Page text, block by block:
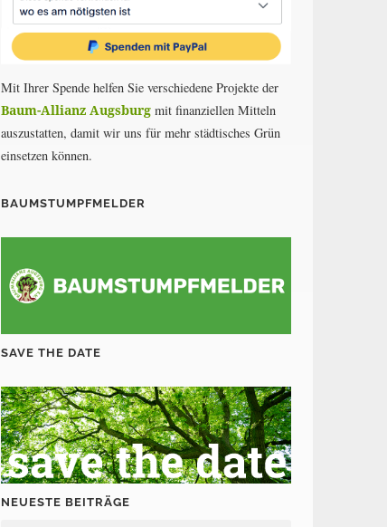
Mit Ihrer Spende helfen Sie verschiedene Projekte der
Baum-Allianz Augsburg mit finanziellen Mitteln
auszustatten, damit wir uns für mehr städtisches Grün
einsetzen können.
BAUMSTUMPFMELDER
SAVE THE DATE
NEUESTE BEITRÄGE